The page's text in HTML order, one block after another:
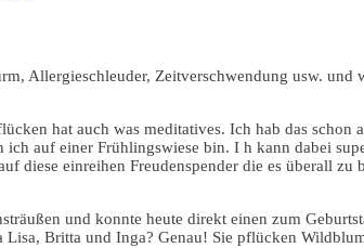
Allergieschleuder, Zeitverschwendung usw. und
hat auch was meditatives. Ich hab das schon
auf einer Frühlingswiese bin. I h kann dabei
diese einreihen Freudenspender die es überall
und konnte heute direkt einen zum
Britta und Inga? Genau! Sie pflücken